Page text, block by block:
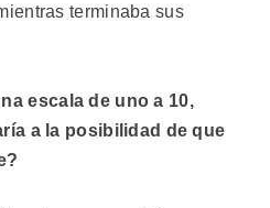
terminaba sus
escala de uno a 10,
a la posibilidad de que